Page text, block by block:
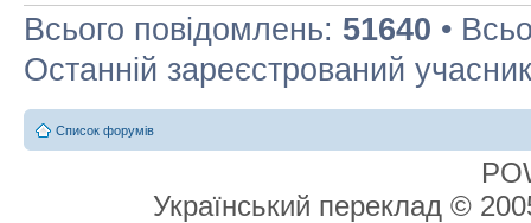
Всього повідомлень: 51640 •
Останній зареєстрований
Список форумів
Український переклад ©